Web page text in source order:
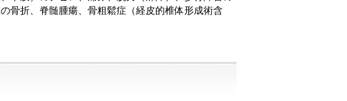
⾻折、脊髄腫瘍、⾻粗鬆症（経⽪的椎体形成術含